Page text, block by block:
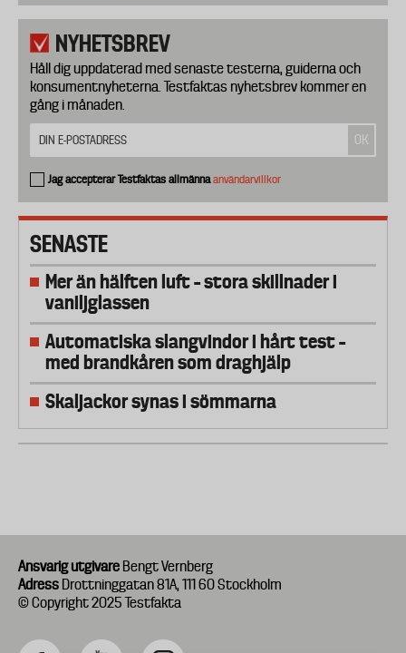
NYHETSBREV
Håll dig uppdaterad med senaste testerna, guiderna och
konsumentnyheterna. Testfaktas nyhetsbrev kommer en
gång i månaden.
Jag accepterar Testfaktas allmännaanvändarvillkor
SENASTE
Mer än hälften luft – stora skillnader i
vaniljglassen
Automatiska slangvindor i hårt test –
med brandkåren som draghjälp
Skaljackor synas i sömmarna
Ansvarig utgivare Bengt Vernberg
Adress Drottninggatan 81A, 111 60 Stockholm
© Copyright 2025 Testfakta